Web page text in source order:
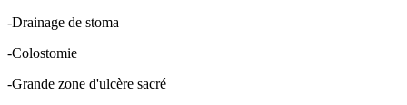
-Drainage de stoma
-Colostomie
-Grande zone d'ulcère sacré